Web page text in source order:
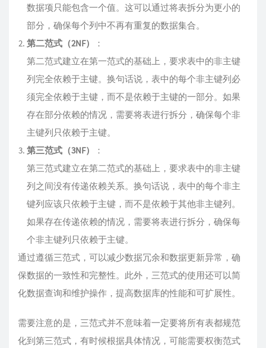
数据项只能包含一个值。这可以通过将表拆分为更小的
部分，确保每个列中不再有重复的数据集合。
第二范式（2NF）
：
第二范式建立在第一范式的基础上，要求表中的非主键
列完全依赖于主键。换句话说，表中的每个非主键列必
须完全依赖于主键，而不是依赖于主键的一部分。如果
存在部分依赖的情况，需要将表进行拆分，确保每个非
主键列只依赖于主键。
第三范式（3NF）
：
第三范式建立在第二范式的基础上，要求表中的非主键
列之间没有传递依赖关系。换句话说，表中的每个非主
键列应该只依赖于主键，而不是依赖于其他非主键列。
如果存在传递依赖的情况，需要将表进行拆分，确保每
个非主键列只依赖于主键。
通过遵循三范式，可以减少数据冗余和数据更新异常，确
保数据的一致性和完整性。此外，三范式的使用还可以简
化数据查询和维护操作，提高数据库的性能和可扩展性。
需要注意的是，三范式并不意味着一定要将所有表都规范
化到第三范式，有时候根据具体情况，可能需要权衡范式